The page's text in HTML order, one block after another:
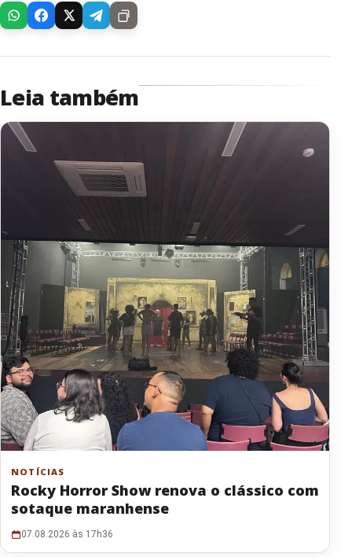
Leia também
NOTÍCIAS
Rocky Horror Show renova o clássico com
sotaque maranhense
07.08.2026 às 17h36